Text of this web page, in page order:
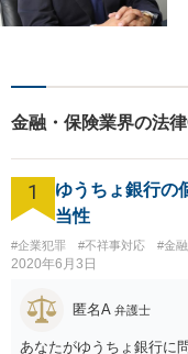
待
金融・保険業界の法
1
ゆうちょ銀行の
当性
#企業犯罪 #不祥事対応 #金
2020年6月3日
匿名A 弁護士
あなたがゆうちょ銀行に